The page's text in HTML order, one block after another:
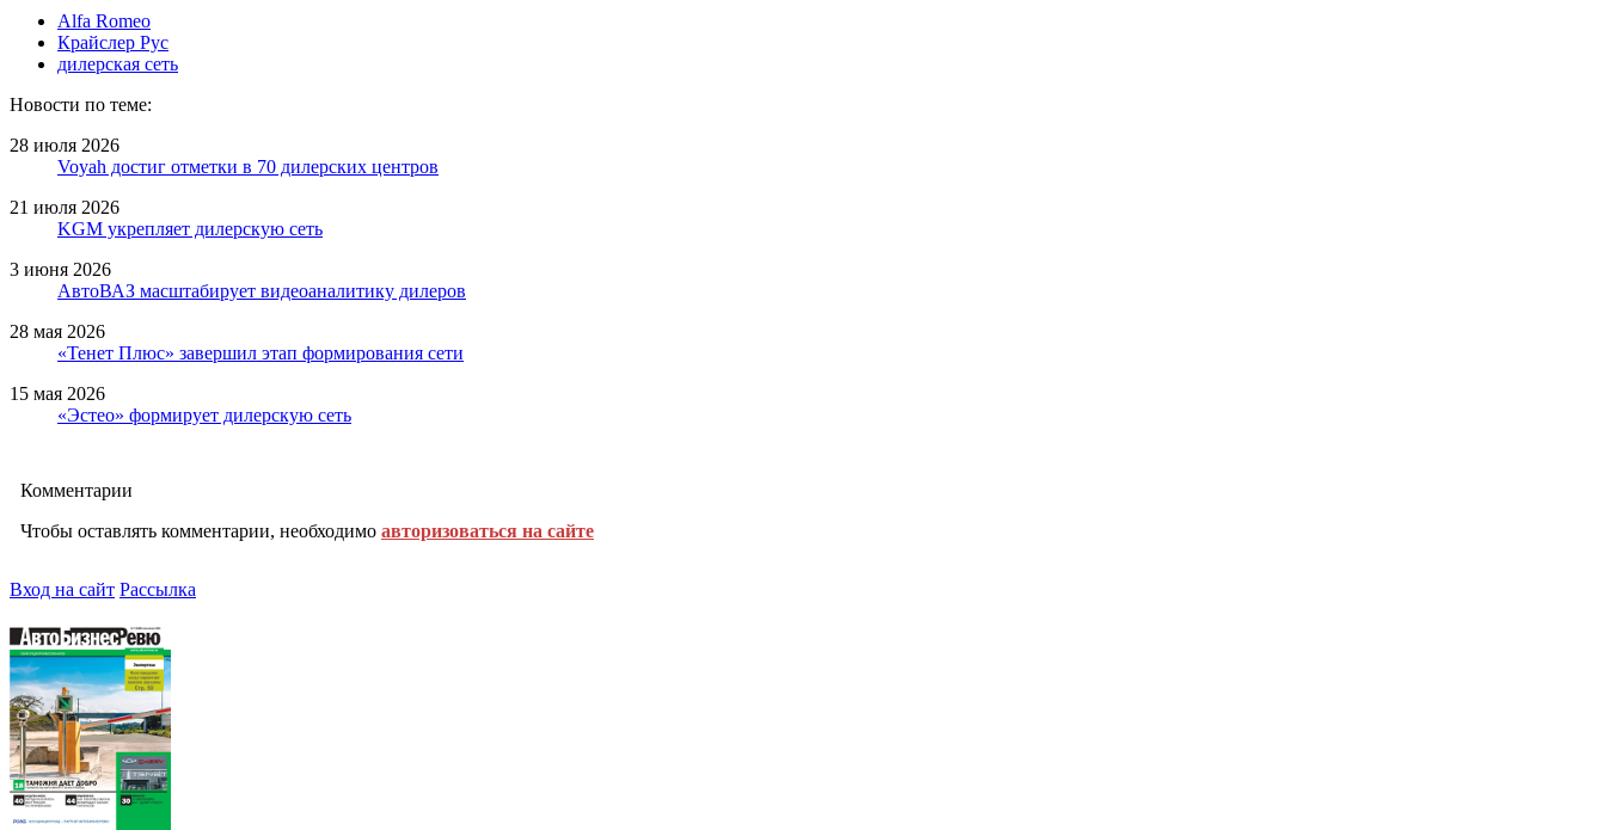
Alfa Romeo
Крайслер Рус
дилерская сеть
Новости по теме:
28 июля 2026
Voyah достиг отметки в 70 дилерских центров
21 июля 2026
KGM укрепляет дилерскую сеть
3 июня 2026
АвтоВАЗ масштабирует видеоаналитику дилеров
28 мая 2026
«Тенет Плюс» завершил этап формирования сети
15 мая 2026
«Эстео» формирует дилерскую сеть
Комментарии
Чтобы оставлять комментарии, необходимо авторизоваться на сайте
Вход на сайт Рассылка